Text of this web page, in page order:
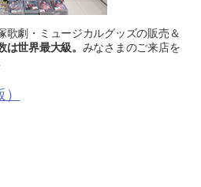
歌劇・ミュージカルグッズの販売＆
は世界最大級。 みなさまのご来店を